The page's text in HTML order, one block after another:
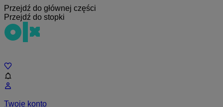
Przejdź do głównej części
Przejdź do stopki
Twoje konto